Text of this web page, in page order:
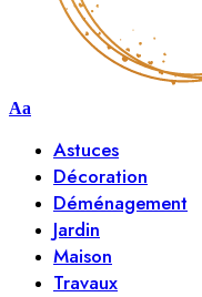
Aa
Astuces
Décoration
Déménagement
Jardin
Maison
Travaux